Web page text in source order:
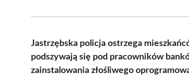
Jastrzębska policja ostrzega
podszywają się pod pracowników
zainstalowania złośliwego